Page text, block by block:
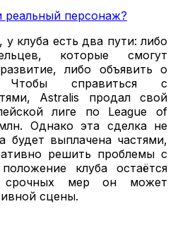
реальный персонаж?
клуба есть два пути: либо
которые смогут
либо объявить о
Чтобы справиться с
Astralis продал свой
лиге по League of
Однако эта сделка не
будет выплачена частями,
решить проблемы с
клуба остаётся
срочных мер он может
сцены.